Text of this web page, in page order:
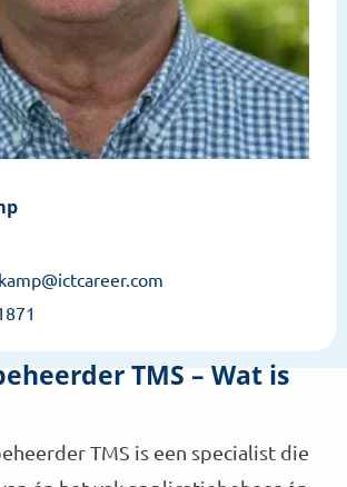
TMS – Wat is
TMS is een specialist die